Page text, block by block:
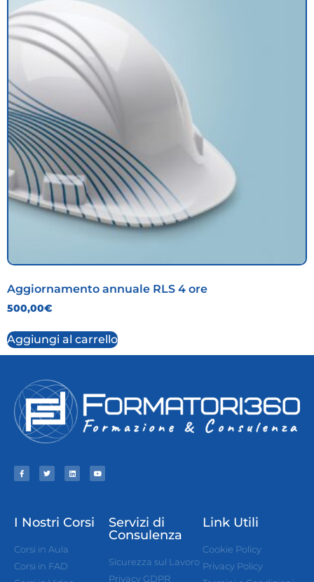
Aggiornamento annuale RLS 4 ore
500,00€
Aggiungi al carrello
I Nostri Corsi
Corsi in Aula
Corsi in FAD
Servizi di
Consulenza
Sicurezza sul Lavoro
Privacy GDPR
Link Utili
Cookie Policy
Privacy Policy